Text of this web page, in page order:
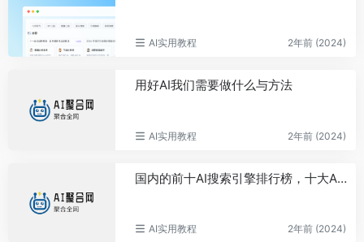
AI实用教程 2年前 (2024)
用好AI我们需要做什么与方法
AI实用教程 2年前 (2024)
国内的前十AI搜索引擎排行榜，十大AI搜索引擎介绍详解
AI实用教程 2年前 (2024)